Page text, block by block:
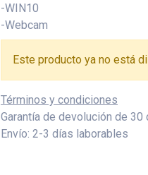
-WIN10
-Webcam
Este producto ya no está
Términos y condiciones
Garantía de devolución de 30
Envío: 2-3 días laborables